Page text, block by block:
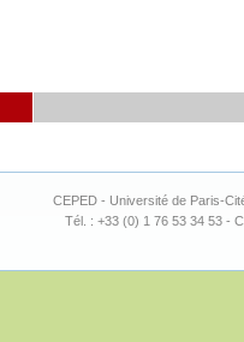
CEPED - Université de Paris-
Tél. : +33 (0) 1 76 53 34 53 -